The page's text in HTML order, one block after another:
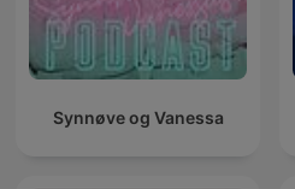
Synnøve og Vanessa